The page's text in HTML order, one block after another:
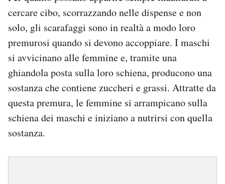
cercare cibo, scorrazzando nelle dispense e non
solo, gli scarafaggi sono in realtà a modo loro
premurosi quando si devono accoppiare. I maschi
si avvicinano alle femmine e, tramite una
ghiandola posta sulla loro schiena, producono una
sostanza che contiene zuccheri e grassi. Attratte da
questa premura, le femmine si arrampicano sulla
schiena dei maschi e iniziano a nutrirsi con quella
sostanza.